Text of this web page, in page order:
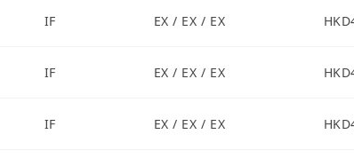
IF EX / EX / EX
IF EX / EX / EX
IF EX / EX / EX